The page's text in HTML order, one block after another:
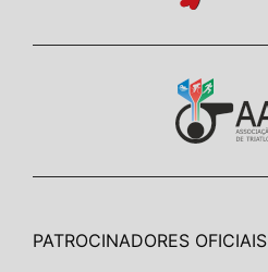
PATROCINADORES OFICIAIS